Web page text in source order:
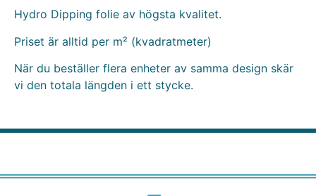
Hydro Dipping folie av högsta kvalitet.
Priset är alltid per m² (kvadratmeter)
När du beställer flera enheter av samma design skär
vi den totala längden i ett stycke.